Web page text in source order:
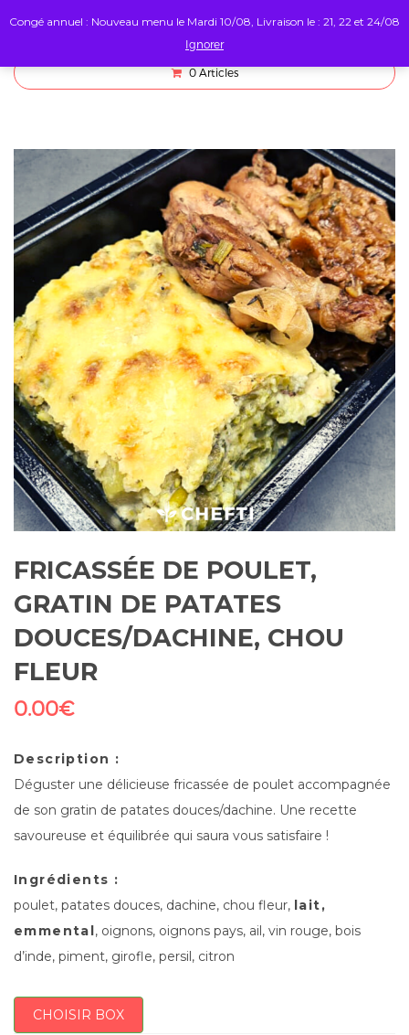
0 Articles
FRICASSÉE DE POULET,
GRATIN DE PATATES
DOUCES/DACHINE, CHOU
FLEUR
0.00€
Description :
Déguster une délicieuse fricassée de poulet accompagnée
de son gratin de patates douces/dachine. Une recette
savoureuse et équilibrée qui saura vous satisfaire !
Ingrédients :
poulet, patates douces, dachine, chou fleur, lait,
emmental, oignons, oignons pays, ail, vin rouge, bois
d’inde, piment, girofle, persil, citron
CHOISIR BOX
Congé annuel : Nouveau menu le Mardi 10/08, Livraison le : 21, 22 et 24/08
Ignorer